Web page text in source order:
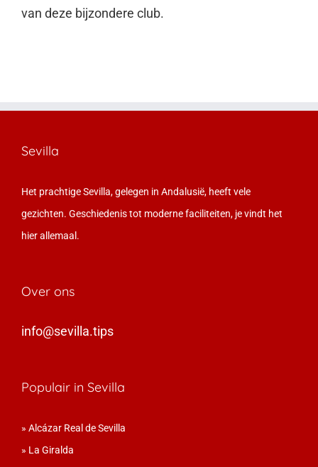
van deze bijzondere club.
Sevilla
Het prachtige Sevilla, gelegen in Andalusië, heeft vele
gezichten. Geschiedenis tot moderne faciliteiten, je vindt het
hier allemaal.
Over ons
info@sevilla.tips
Populair in Sevilla
» Alcázar Real de Sevilla
» La Giralda